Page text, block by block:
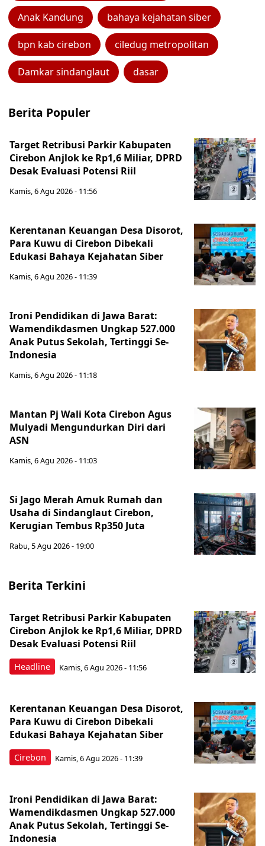
Anak Kandung bahaya kejahatan siber
bpn kab cirebon ciledug metropolitan
Damkar sindanglaut dasar
Berita Populer
Target Retribusi Parkir Kabupaten
Cirebon Anjlok ke Rp1,6 Miliar, DPRD
Desak Evaluasi Potensi Riil
Kamis, 6 Agu 2026 - 11:56
Kerentanan Keuangan Desa Disorot,
Para Kuwu di Cirebon Dibekali
Edukasi Bahaya Kejahatan Siber
Kamis, 6 Agu 2026 - 11:39
Ironi Pendidikan di Jawa Barat:
Wamendikdasmen Ungkap 527.000
Anak Putus Sekolah, Tertinggi Se-
Indonesia
Kamis, 6 Agu 2026 - 11:18
Mantan Pj Wali Kota Cirebon Agus
Mulyadi Mengundurkan Diri dari
ASN
Kamis, 6 Agu 2026 - 11:03
Si Jago Merah Amuk Rumah dan
Usaha di Sindanglaut Cirebon,
Kerugian Tembus Rp350 Juta
Rabu, 5 Agu 2026 - 19:00
Berita Terkini
Headline
Target Retribusi Parkir Kabupaten
Cirebon Anjlok ke Rp1,6 Miliar, DPRD
Desak Evaluasi Potensi Riil
Kamis, 6 Agu 2026 - 11:56
Cirebon
Kerentanan Keuangan Desa Disorot,
Para Kuwu di Cirebon Dibekali
Edukasi Bahaya Kejahatan Siber
Kamis, 6 Agu 2026 - 11:39
Ironi Pendidikan di Jawa Barat:
Wamendikdasmen Ungkap 527.000
Anak Putus Sekolah, Tertinggi Se-
Indonesia